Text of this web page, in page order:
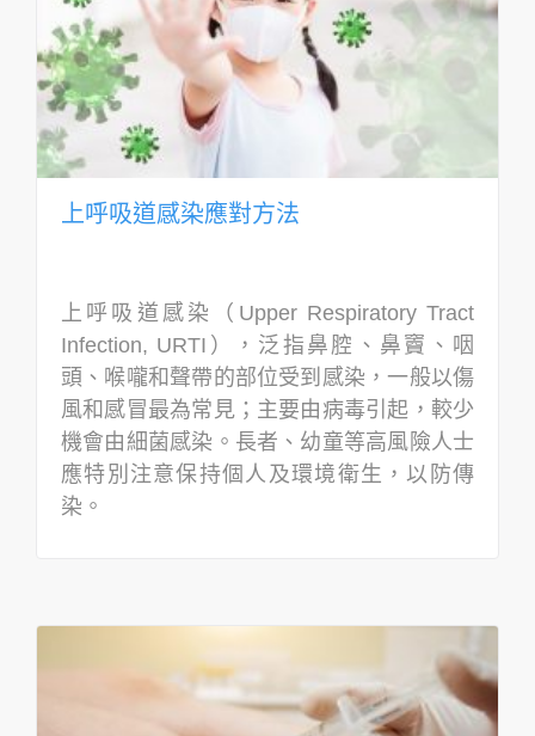
上呼吸道感染應對方法
上呼吸道感染（Upper Respiratory Tract
Infection, URTI），泛指鼻腔、鼻竇、咽
頭、喉嚨和聲帶的部位受到感染，一般以傷
風和感冒最為常見；主要由病毒引起，較少
機會由細菌感染。長者、幼童等高風險人士
應特別注意保持個人及環境衛生，以防傳
染。